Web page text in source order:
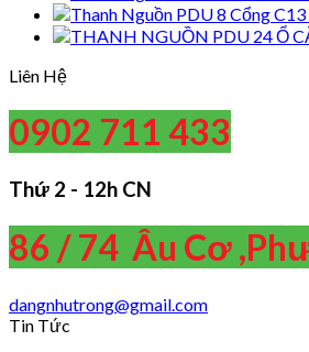
Liên Hệ
0902 711 433
Thứ 2 - 12h CN
86 / 74 Âu Cơ
dangnhutrong@gmail.com
Tin Tức